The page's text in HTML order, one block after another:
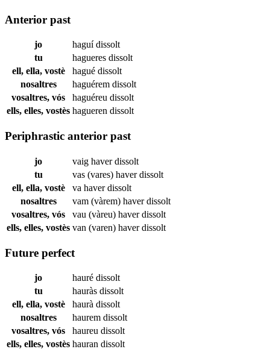
Anterior past
jo haguídissolt
tu
hagueres dissolt
ell, ella, vostè
hagué dissolt
nosaltres
haguérem dissolt
vosaltres, vós
haguéreu dissolt
ells, elles, vostès hagueren dissolt
Periphrastic anterior past
jo vaig haverdissolt
tu
vas (vares) haverdissolt
ell, ella, vostè
va haverdissolt
nosaltres
vam (vàrem) haverdissolt
vosaltres, vós
vau (vàreu) haverdissolt
ells, elles, vostès van (varen) haverdissolt
Future perfect
jo hauré dissolt
tu
hauràs dissolt
ell, ella, vostè
haurà dissolt
nosaltres
haurem dissolt
vosaltres, vós
haureu dissolt
ells, elles, vostès hauran dissolt